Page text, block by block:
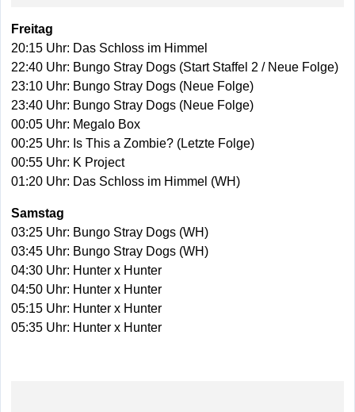
Freitag
20:15 Uhr: Das Schloss im Himmel
22:40 Uhr: Bungo Stray Dogs (Start Staffel 2 / Neue Folge)
23:10 Uhr: Bungo Stray Dogs (Neue Folge)
23:40 Uhr: Bungo Stray Dogs (Neue Folge)
00:05 Uhr: Megalo Box
00:25 Uhr: Is This a Zombie? (Letzte Folge)
00:55 Uhr: K Project
01:20 Uhr: Das Schloss im Himmel (WH)
Samstag
03:25 Uhr: Bungo Stray Dogs (WH)
03:45 Uhr: Bungo Stray Dogs (WH)
04:30 Uhr: Hunter x Hunter
04:50 Uhr: Hunter x Hunter
05:15 Uhr: Hunter x Hunter
05:35 Uhr: Hunter x Hunter